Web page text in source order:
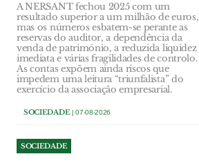
A NERSANT fechou 2025 com um
resultado superior a um milhão de euros,
mas os números esbatem-se perante as
reservas do auditor, a dependência da
venda de património, a reduzida liquidez
imediata e várias fragilidades de controlo.
As contas expõem ainda riscos que
impedem uma leitura “triunfalista” do
exercício da associação empresarial.
SOCIEDADE| 07-08-2026
SOCIEDADE